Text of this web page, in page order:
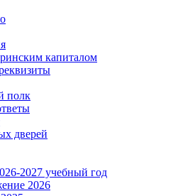
капиталом
полк
дверей
2027 учебный год
2026